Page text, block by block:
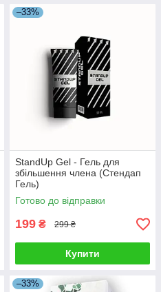
–33%
StandUp Gel - Гель для
збільшення члена (Стендап
Гель)
Готово до відправки
199 ₴ 299 ₴
Купити
–33%